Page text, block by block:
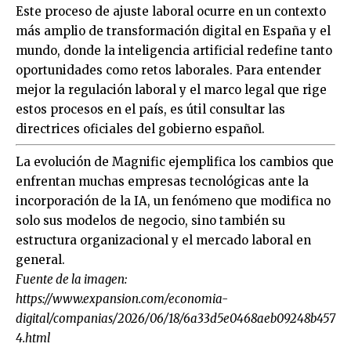
Este proceso de ajuste laboral ocurre en un contexto
más amplio de transformación digital en España y el
mundo, donde la inteligencia artificial redefine tanto
oportunidades como retos laborales. Para entender
mejor la regulación laboral y el marco legal que rige
estos procesos en el país, es útil consultar las
directrices oficiales del gobierno español.
La evolución de Magnific ejemplifica los cambios que
enfrentan muchas empresas tecnológicas ante la
incorporación de la IA, un fenómeno que modifica no
solo sus modelos de negocio, sino también su
estructura organizacional y el mercado laboral en
general.
Fuente de la imagen:
https://www.expansion.com/economia-
digital/companias/2026/06/18/6a33d5e0468aeb09248b457
4.html